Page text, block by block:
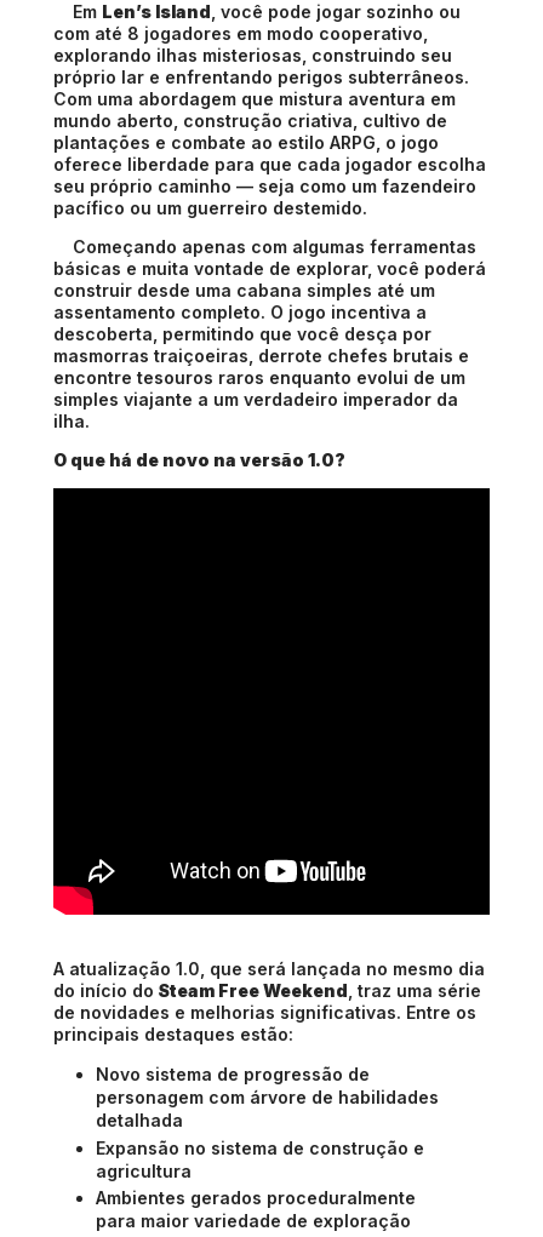
Em Len’s Island , você pode jogar sozinho ou
com até 8 jogadores em modo cooperativo,
explorando ilhas misteriosas, construindo seu
próprio lar e enfrentando perigos subterrâneos.
Com uma abordagem que mistura aventura em
mundo aberto, construção criativa, cultivo de
plantações e combate ao estilo ARPG, o jogo
oferece liberdade para que cada jogador escolha
seu próprio caminho — seja como um fazendeiro
pacífico ou um guerreiro destemido.
Começando apenas com algumas ferramentas
básicas e muita vontade de explorar, você poderá
construir desde uma cabana simples até um
assentamento completo. O jogo incentiva a
descoberta, permitindo que você desça por
masmorras traiçoeiras, derrote chefes brutais e
encontre tesouros raros enquanto evolui de um
simples viajante a um verdadeiro imperador da
ilha.
O que há de novo na versão 1.0?
A atualização 1.0, que será lançada no mesmo dia
do início do Steam Free Weekend , traz uma série
de novidades e melhorias significativas. Entre os
principais destaques estão:
Novo sistema de progressão de
personagem com árvore de habilidades
detalhada
Expansão no sistema de construção e
agricultura
Ambientes gerados proceduralmente
para maior variedade de exploração